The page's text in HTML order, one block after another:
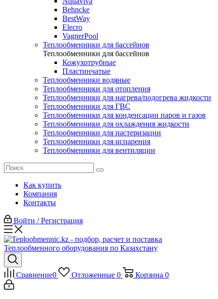
Behncke
BestWay
Elecro
VagnerPool
Теплообменники для бассейнов
Теплообменники для бассейнов
Кожухотрубные
Пластинчатые
Теплообменники водяные
Теплообменники для отопления
Теплообменники для нагрева/подогрева жидкости
Теплообменники для ГВС
Теплообменники для конденсации паров и газов
Теплообменники для охлаждения жидкости
Теплообменники для пастеризации
Теплообменники для испарения
Теплообменники для вентиляции
Как купить
Компания
Контакты
Войти / Регистрация
Сравнение0 Отложенные 0 Корзина 0